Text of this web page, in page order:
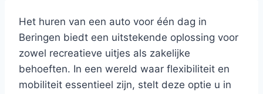
Het huren van een auto voor één dag in
Beringen biedt een uitstekende oplossing voor
zowel recreatieve uitjes als zakelijke
behoeften. In een wereld waar flexibiliteit en
mobiliteit essentieel zijn, stelt deze optie u in